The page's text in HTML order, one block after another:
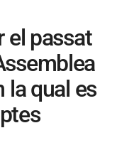
el passat
la qual es